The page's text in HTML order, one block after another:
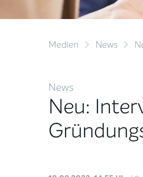
Medien News
News
Neu: